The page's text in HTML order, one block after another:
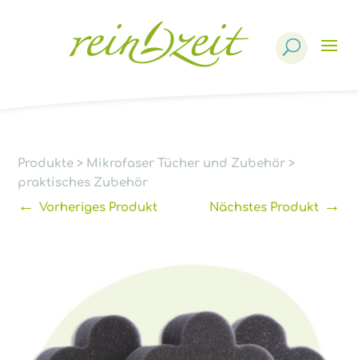
Produkte > Mikrofaser Tücher und Zubehör >
praktisches Zubehör
←Vorheriges Produkt Nächstes Produkt→